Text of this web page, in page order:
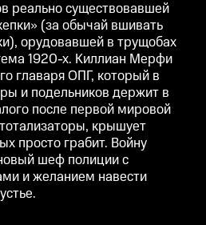
с
подельников держит в страхе
улицы обнищалого после первой
мировой города, накручивает
тотализаторы, крышует
партнёров, а остальных просто
грабит. Войну «кепкам»
объявляет новый шеф полиции с
железными принципами и
желанием навести порядок в
этом захолустье.
реально существовавшей
(за обычай вшивать
орудовавшей в трущобах
1920-х. Киллиан Мерфи
главаря ОПГ, который в
и подельников держит в
после первой мировой
крышует
просто грабит. Войну
шеф полиции с
и желанием навести